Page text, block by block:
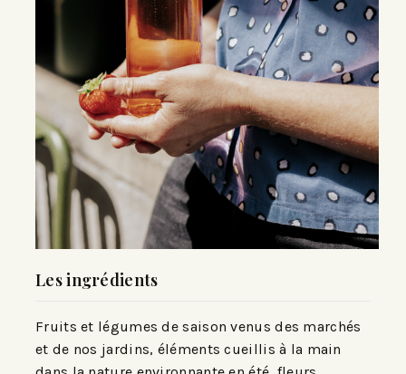
Les ingrédients
Fruits et légumes de saison venus des marchés
et de nos jardins, éléments cueillis à la main